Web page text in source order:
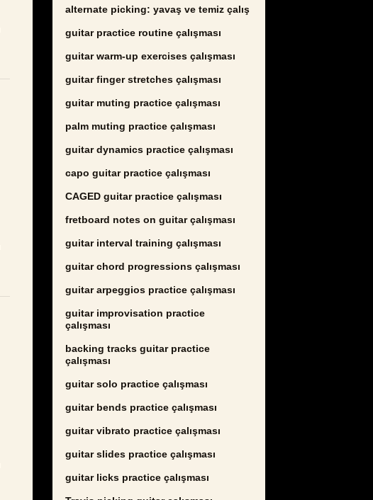
alternate picking: yavaş ve temiz çalış
guitar practice routine çalışması
guitar warm-up exercises çalışması
guitar finger stretches çalışması
guitar muting practice çalışması
palm muting practice çalışması
guitar dynamics practice çalışması
capo guitar practice çalışması
CAGED guitar practice çalışması
fretboard notes on guitar çalışması
guitar interval training çalışması
guitar chord progressions çalışması
guitar arpeggios practice çalışması
guitar improvisation practice
çalışması
backing tracks guitar practice
çalışması
guitar solo practice çalışması
guitar bends practice çalışması
guitar vibrato practice çalışması
guitar slides practice çalışması
guitar licks practice çalışması